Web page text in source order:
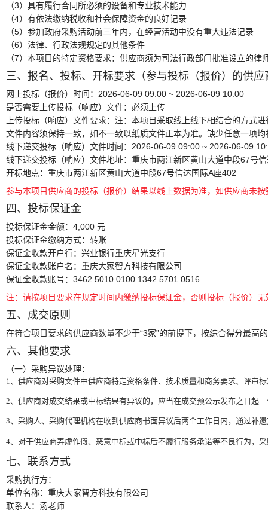
（3）具有履行合同所必须的设备和专业技术能力
（4）有依法缴纳税收和社会保障资金的良好记录
（5）参加政府采购活动前三年内，在经营活动中没有重大违法记录
（6）法律、行政法规规定的其他条件
（7）本项目的特定资格要求：供应商须为司法行政部门批准设立的
三、报名、投标、开标要求 （参与投标（报价）的供
网上投标（报价）时间： 2026-06-09 09:00 ~ 2026-06-09 10:00
是否需要上传投标（响应）文件： 必须上传
上传投标（响应）文件要求： 注：本项目采取线上线下相结合的方式
文件内容须保持一致，如不一致以纸质文件正本为准。缺少任意一项
线下递交投标（响应）文件时间： 2026-06-09 09:00 ~ 2026-06-09
线下递交投标（响应）文件地址： 重庆市两江新区黄山大道中段67号
开标地点： 重庆市两江新区黄山大道中段67号信达国际A座402
参与本项目供应商的投标（报价）结果以线上数据为准，如供应商未
四、投标保证金
投标保证金金额： 4,000 元
投标保证金缴纳方式： 转账
保证金收款开户行： 兴业银行重庆星光支行
保证金收款账户名： 重庆大家智方科技有限公司
保证金收款账号： 3462 5010 0100 1342 5701 0516
注：请按项目要求在规定时间内缴纳投标保证金，否则投标（报价）无
五、成交原则
在符合项目要求的供应商数量不少于“3家”的前提下，按综合得分最高
六、其他要求
（一）采购异议处理：
1、供应商对采购文件中供应商特定资格条件、技术质量和商务要求、评审
2、供应商对成交结果或中标结果有异议的，应当在成交预公示发布之日起
3、采购人、采购代理机构在收到供应商书面异议后两个工作日内，通过补
4、对于供应商弄虚作假、恶意中标或中标后不履行服务承诺等不良行为，
七、联系方式
采购执行方：
单位名称： 重庆大家智方科技有限公司
联系人： 汤老师